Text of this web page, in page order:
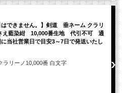
できません。】剣道 垂ネーム クラリ
え藍染紺 10,000番生地 代引不可 通
当社営業日で目安3～7日で発送いたし
リーノ10,000番 白文字